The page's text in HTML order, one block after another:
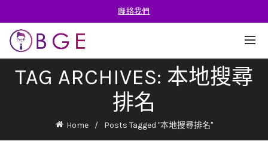
聯絡我們
TAG ARCHIVES: 本地搜尋
排名
Home Posts Tagged "本地搜尋排名"